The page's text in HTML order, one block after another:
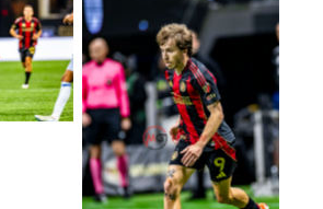
No Caption